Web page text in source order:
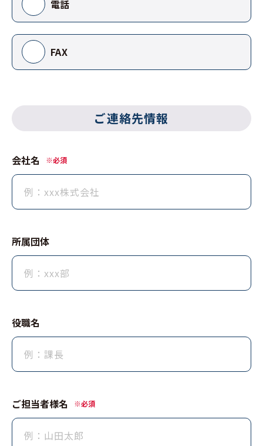
電話
FAX
ご連絡先情報
会社名 ※必須
所属団体
役職名
ご担当者様名 ※必須